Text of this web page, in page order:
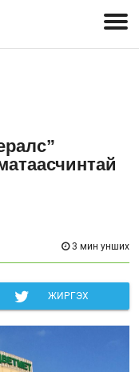
3 мин унших
ЖИРГЭХ